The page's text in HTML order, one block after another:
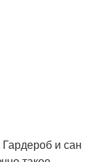
и сан